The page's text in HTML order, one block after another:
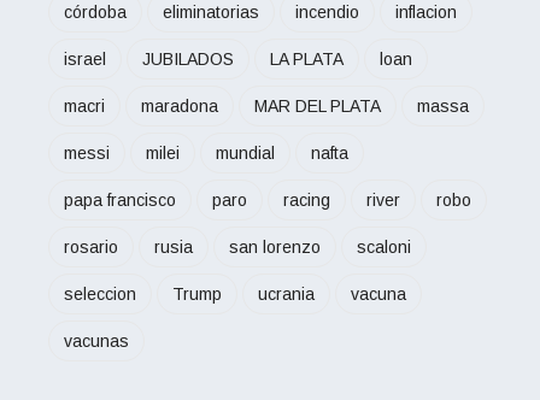
córdoba eliminatorias incendio inflacion
israel JUBILADOS LA PLATA loan
macri maradona MAR DEL PLATA massa
messi milei mundial nafta
papa francisco paro racing river robo
rosario rusia san lorenzo scaloni
seleccion Trump ucrania vacuna
vacunas